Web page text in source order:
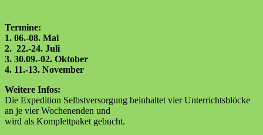
Termine:
1. 06.-08. Mai
2. 22.-24. Juli
3. 30.09.-02. Oktober
4. 11.-13. November
Weitere Infos:
Die Expedition Selbstversorgung beinhaltet vier Unterrichtsblöcke
an je vier Wochenenden und
wird als Komplettpaket gebucht.